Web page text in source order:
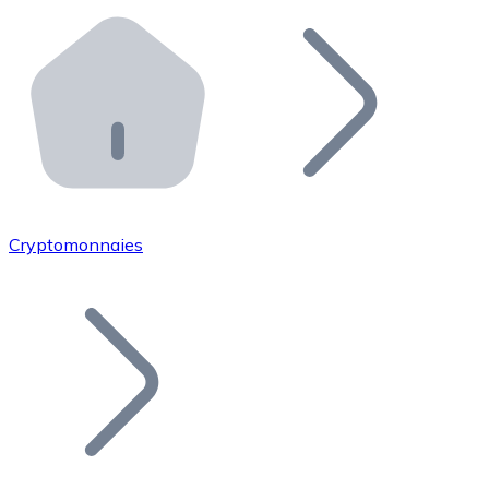
Distributeurs automatiques Bitnovo
Intégrez un ATM Bitnovo dans votre entreprise et
API Bitnovo
Intégrez notre API dans votre écosystème.
Rejoignez notre réseau de distributeurs et
Ajoutez le token de votre projet à notre service
Cryptomonnaies